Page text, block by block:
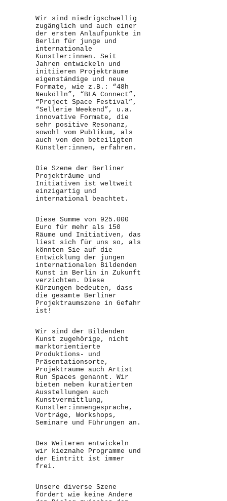
Wir sind niedrigschwellig
zugänglich und auch einer
der ersten Anlaufpunkte in
Berlin für junge und
internationale
Künstler:innen. Seit
Jahren entwickeln und
initiieren Projekträume
eigenständige und neue
Formate, wie z.B.: “48h
Neukölln”, “BLA Connect”,
“Project Space Festival”,
“Sellerie Weekend”, u.a.
innovative Formate, die
sehr positive Resonanz,
sowohl vom Publikum, als
auch von den beteiligten
Künstler:innen, erfahren.
Die Szene der Berliner
Projekträume und
Initiativen ist weltweit
einzigartig und
international beachtet.
Diese Summe von 925.000
Euro für mehr als 150
Räume und Initiativen, das
liest sich für uns so, als
könnten Sie auf die
Entwicklung der jungen
internationalen Bildenden
Kunst in Berlin in Zukunft
verzichten. Diese
Kürzungen bedeuten, dass
die gesamte Berliner
Projektraumszene in Gefahr
ist!
Wir sind der Bildenden
Kunst zugehörige, nicht
marktorientierte
Produktions- und
Präsentationsorte,
Projekträume auch Artist
Run Spaces genannt. Wir
bieten neben kuratierten
Ausstellungen auch
Kunstvermittlung,
Künstler:innengespräche,
Vorträge, Workshops,
Seminare und Führungen an.
Des Weiteren entwickeln
wir kieznahe Programme und
der Eintritt ist immer
frei.
Unsere diverse Szene
fördert wie keine Andere